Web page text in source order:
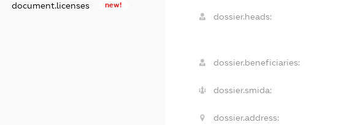
document.licenses new!
dossier.heads:
dossier.beneficiaries:
dossier.smida:
dossier.address: